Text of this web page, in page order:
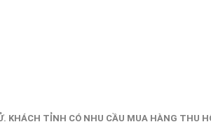
TỈNH CÓ NHU CẦU MUA HÀNG THU